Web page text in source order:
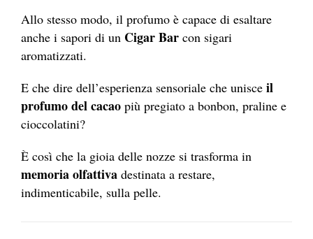
Allo stesso modo, il profumo è capace di esaltare
anche i sapori di un Cigar Bar con sigari
aromatizzati.
E che dire dell’esperienza sensoriale che unisce il
profumo del cacao più pregiato a bonbon, praline e
cioccolatini?
È così che la gioia delle nozze si trasforma in
memoria olfattiva destinata a restare,
indimenticabile, sulla pelle.